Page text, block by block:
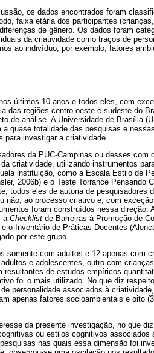
os dados encontrados foram
faixa etária dos participantes
de gênero. Os dados foram
da criatividade como traços de
ao indivíduo, por exemplo, fatores
últimos 10 anos e todos eles, com
das regiões centro-oeste e sudeste do
de análise. A Universidade de Brasília
quase totalidade das pesquisas e
investigar a criatividade.
da PUC-Campinas ou desses com
criatividade, utilizando instrumentos
instituição, como a Escala Estilo de
2006b) e o Teste Torrance Pensando
todos eles de autoria de pesquisadores
não, ao processo criativo e, com
foram construídos nessa direção.
a Checklist de Barreiras à Promoção de
o Inventário de Práticas Docentes
por este grupo.
somente com adultos e 12 apenas com
e adolescentes, outro com
de estudos empíricos
foi o mais utilizado. No que diz
personalidade associados à
apenas fatores socioambientais e oito
da presente investigação, no que
ou estilos cognitivos associados
nas quais essa dimensão foi